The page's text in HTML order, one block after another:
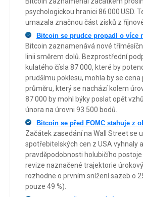
psychologickou hranici 86 000 USD.
umazala značnou část zisků z
Bitcoin se prudce propadl o více
Bitcoin zaznamenává nové
linii směrem dolů. Bezprostřední
kulatého čísla 87 000, které by
prudšímu poklesu, mohla by se
průměru, který se nachází kolem
87 000 by mohl býky poslat opět
února na úrovni 93 500 bodů.
Bitcoin se před FOMC stahuje z
Začátek zasedání na Wall Street se
spotřebitelských cen z USA vyhnaly
pravděpodobnosti holubičího
revize naznačené trajektorie
rozhodne o prvním snížení sazeb o
pouze 49 %).